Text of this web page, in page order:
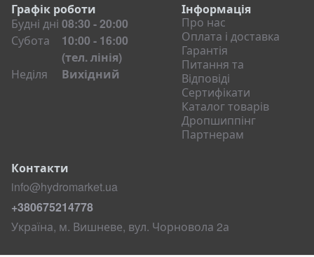
Графік роботи
Будні дні 08:30 - 20:00
Субота
10:00 - 16:00
(тел. лінія)
Неділя
Вихідний
Інформація
Про нас
Оплата і доставка
Гарантія
Питання та
Відповіді
Сертифікати
Каталог товарів
Дропшиппінг
Партнерам
Контакти
info@hydromarket.ua
+380675214778
Україна, м. Вишневе, вул. Чорновола 2а